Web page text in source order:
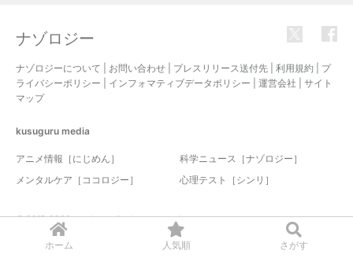
ホーム 人気順 さがす
ナゾロジー
ナゾロジーについて お問い合わせ プレスリリース送付先 利用規約
プ
ライバシーポリシー
インフォマティブデータポリシー 運営会社
サイト
マップ
kusuguru media
アニメ情報［にじめん］
科学ニュース［ナゾロジー］
メンタルケア［ココロジー］
心理テスト［シンリ］
© 2017-2026 nazology. all rights reserved.